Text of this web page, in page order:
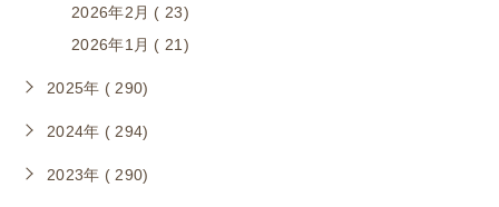
2026年2月 ( 23)
2026年1月 ( 21)
2025年 ( 290)
2024年 ( 294)
2023年 ( 290)